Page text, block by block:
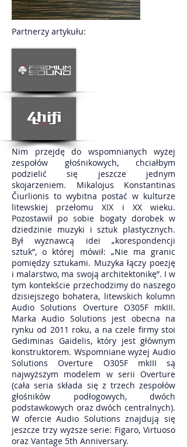
Partnerzy artykułu:
Nim przejdę do wspomnianych wyżej
zespołów głośnikowych, chciałbym
podzielić się jeszcze jednym
skojarzeniem. Mikalojus Konstantinas
Čiurlionis to wybitna postać w kulturze
litewskiej przełomu XIX i XX wieku.
Pozostawił po sobie bogaty dorobek w
dziedzinie muzyki i sztuk plastycznych.
Był wyznawcą idei „korespondencji
sztuk”, o której mówił: „Nie ma granic
pomiędzy sztukami. Muzyka łączy poezję
i malarstwo, ma swoją architektonikę”. I w
tym kontekście przechodzimy do naszego
dzisiejszego bohatera, litewskich kolumn
Audio Solutions Overture O305F mkIII.
Marka Audio Solutions jest obecna na
rynku od 2011 roku, a na czele firmy stoi
Gediminas Gaidelis, który jest głównym
konstruktorem. Wspomniane wyżej Audio
Solutions Overture O305F mkIII są
najwyższym modelem w serii Overture
(cała seria składa się z trzech zespołów
głośników podłogowych, dwóch
podstawkowych oraz dwóch centralnych).
W ofercie Audio Solutions znajdują się
jeszcze trzy wyższe serie: Figaro, Virtuoso
oraz Vantage 5th Anniversary.